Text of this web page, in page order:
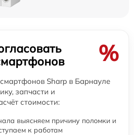
%
Sharp в Барнауле
запчасти и
стоимости:
выясняем причину поломки и
к работам